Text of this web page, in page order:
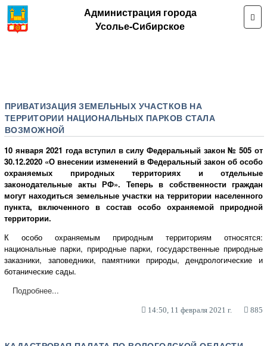
Администрация города
Усолье-Сибирское
ПРИВАТИЗАЦИЯ ЗЕМЕЛЬНЫХ УЧАСТКОВ НА
ТЕРРИТОРИИ НАЦИОНАЛЬНЫХ ПАРКОВ СТАЛА
ВОЗМОЖНОЙ
10 января 2021 года вступил в силу Федеральный закон № 505 от
30.12.2020 «О внесении изменений в Федеральный закон об особо
охраняемых природных территориях и отдельные
законодательные акты РФ». Теперь в собственности граждан
могут находиться земельные участки на территории населенного
пункта, включенного в состав особо охраняемой природной
территории.
К особо охраняемым природным территориям относятся:
национальные парки, природные парки, государственные природные
заказники, заповедники, памятники природы, дендрологические и
ботанические сады.
Подробнее...
14:50, 11 февраля 2021 г. 885